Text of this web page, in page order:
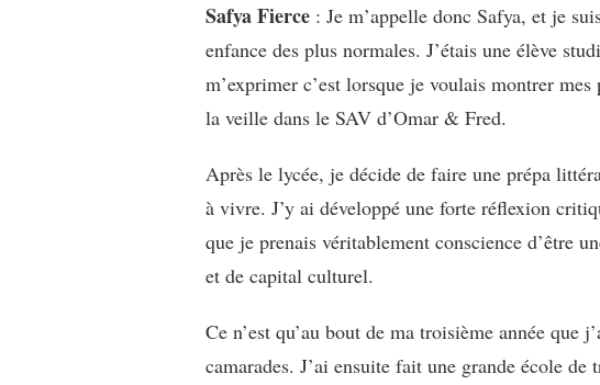
Safya Fierce : Je m’appelle donc Safya, et je
enfance des plus normales. J’étais une élève
m’exprimer c’est lorsque je voulais montrer
la veille dans le SAV d’Omar & Fred.
Après le lycée, je décide de faire une prépa
à vivre. J’y ai développé une forte réflexion
que je prenais véritablement conscience d’être
et de capital culturel.
Ce n’est qu’au bout de ma troisième année que
camarades. J’ai ensuite fait une grande école